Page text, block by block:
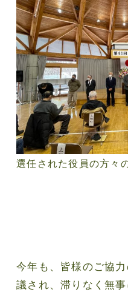
選任された役員の方々
今年も、皆様のご協
議され、滞りなく無